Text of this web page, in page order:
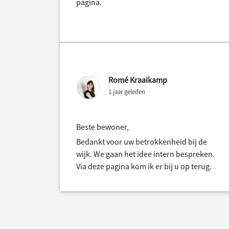
pagina.
Romé Kraaikamp
1 jaar geleden
Beste bewoner,
Bedankt voor uw betrokkenheid bij de
wijk. We gaan het idee intern bespreken.
Via deze pagina kom ik er bij u op terug.